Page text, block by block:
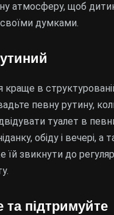
атмосферу, щоб
своїми думками.
краще в
певну рутину,
туалет в
обіду і вечері, а
звикнути до
та підтримуйте